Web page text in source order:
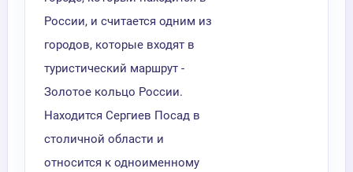
России, и считается одним из
городов, которые входят в
туристический маршрут -
Золотое кольцо России.
Находится Сергиев Посад в
столичной области и
относится к одноименному